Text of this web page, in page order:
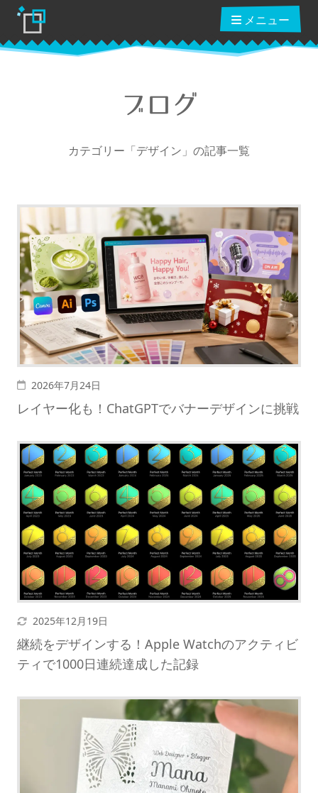
メニュー
動画講座
ショップ
クーポン
暗くする
ブログ
カテゴリー「デザイン」の記事一覧
投稿日
2026年7月24日
レイヤー化も！ChatGPTでバナーデザインに挑戦
更新日
2025年12月19日
継続をデザインする！Apple Watchのアクティビ
ティで1000日連続達成した記録